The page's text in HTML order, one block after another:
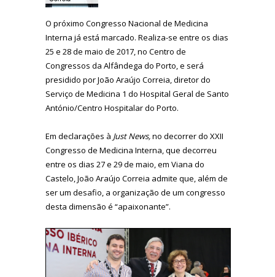
O próximo Congresso Nacional de Medicina
Interna já está marcado. Realiza-se entre os dias
25 e 28 de maio de 2017, no Centro de
Congressos da Alfândega do Porto, e será
presidido por João Araújo Correia, diretor do
Serviço de Medicina 1 do Hospital Geral de Santo
António/Centro Hospitalar do Porto.
Em declarações à Just News,no decorrer do XXII
Congresso de Medicina Interna, que decorreu
entre os dias 27 e 29 de maio, em Viana do
Castelo, João Araújo Correia admite que, além de
ser um desafio, a organização de um congresso
desta dimensão é “apaixonante”.